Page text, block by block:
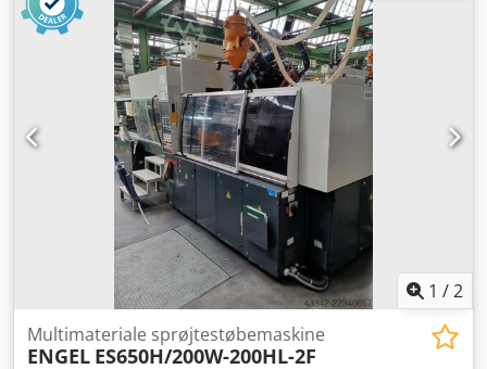
x 1200 mm Min. indbygningshøjde: 380 mm Maks.
pladeafstand: 1400 mm Åbningsslag: 1020 mm
Snekkediameter: 70 mm Slagvolumen: 1047 ccm
Sprøjtetryk: 1778 bar 2. aggregat 55 med ø 22 Sprøjtetryk:
1674 bar Volumen: 30 cm³ Afstand mellem
plastificeringsenhed 1 og 2: 300 mm (piggyback-
arrangement / Z-position) Udstyr Skærmtekst på tysk
Kærnetræk hydraulisk 6x Maskine uden håndtering
Maskine uden materialetragt Nivelleringselementer
Værktøjsopvarmning 16x Dedpfx Afszgt Npsteck To-
komponent sprøjtestøbemaskine Maskindimensioner
(LxBxH): 9,83m x 2,33m x 2,48m Samlet vægt: 23.090 kg
1 /2
Multimateriale sprøjtestøbemaskine
ENGEL ES650H/200W-200HL-2F